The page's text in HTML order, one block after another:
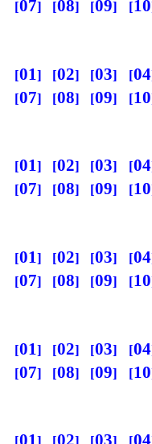
07 08 09 10
01 02 03 04
07
08 09 10
01 02 03 04
07
08 09 10
01 02 03 04
07
08 09 10
01 02 03 04
07
08 09 10